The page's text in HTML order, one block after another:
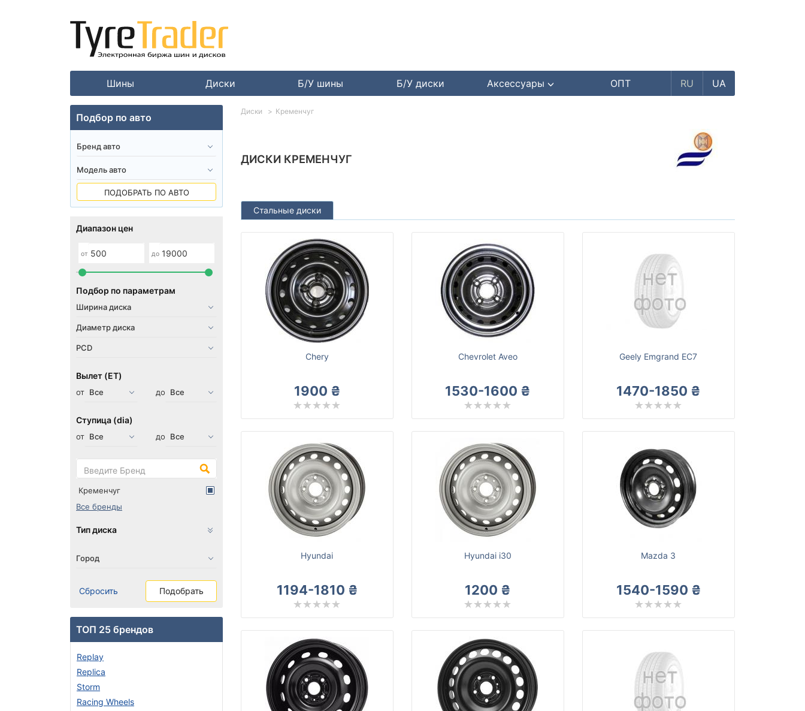
Шины Диски Б/У шины Б/У диски Аксессуары ОПТ RU UA
ДИСКИ КРЕМЕНЧУГ
Стальные диски
Chery
1900 ₴
Chevrolet Aveo
1530-1600 ₴
Geely Emgrand EC7
1470-1850 ₴
Hyundai
1194-1810 ₴
Hyundai i30
1200 ₴
Mazda 3
1540-1590 ₴
Диски Кременчуг
Подбор по авто
ПОДОБРАТЬ ПО АВТО
Диапазон цен
от до
Подбор по параметрам
Вылет (ET)
от до
Ступица (dia)
от до
Кременчуг
Все бренды
Тип диска
Сбросить Подобрать
ТОП 25 брендов
Replay
Replica
Storm
Racing Wheels